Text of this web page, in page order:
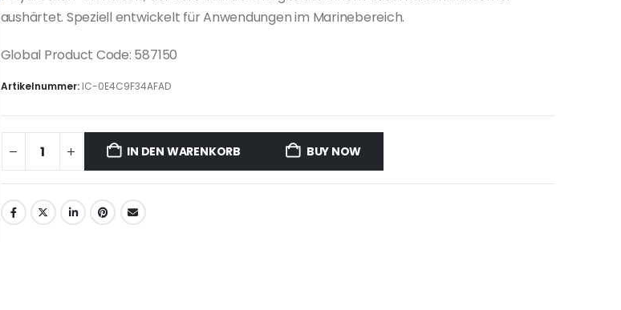
aushärtet. Speziell entwickelt für Anwendungen im Marinebereich.
Global Product Code: 587150
Artikelnummer: IC-0E4C9F34AFAD
IN DEN WARENKORB BUY NOW